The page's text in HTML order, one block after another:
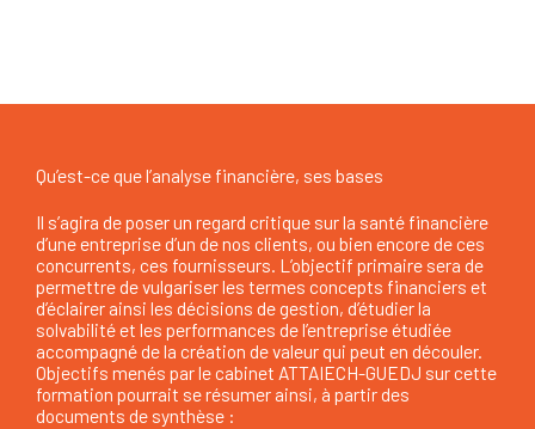
Qu’est-ce que l’analyse financière, ses bases
Il s’agira de poser un regard critique sur la santé financière
d’une entreprise d’un de nos clients, ou bien encore de ces
concurrents, ces fournisseurs. L’objectif primaire sera de
permettre de vulgariser les termes concepts financiers et
d’éclairer ainsi les décisions de gestion, d’étudier la
solvabilité et les performances de l’entreprise étudiée
accompagné de la création de valeur qui peut en découler.
Objectifs menés par le cabinet ATTAIECH-GUEDJ sur cette
formation pourrait se résumer ainsi, à partir des
documents de synthèse :